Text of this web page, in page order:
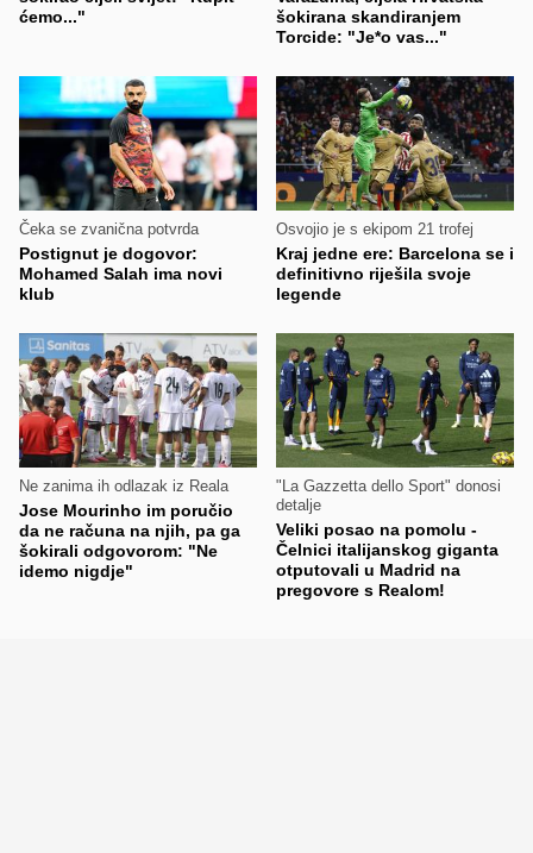
ćemo..."
šokirana skandiranjem
Torcide: "Je*o vas..."
Čeka se zvanična potvrda
Postignut je dogovor:
Mohamed Salah ima novi
klub
Osvojio je s ekipom 21 trofej
Kraj jedne ere: Barcelona se i
definitivno riješila svoje
legende
Ne zanima ih odlazak iz Reala
Jose Mourinho im poručio
da ne računa na njih, pa ga
šokirali odgovorom: "Ne
idemo nigdje"
"La Gazzetta dello Sport" donosi
detalje
Veliki posao na pomolu -
Čelnici italijanskog giganta
otputovali u Madrid na
pregovore s Realom!